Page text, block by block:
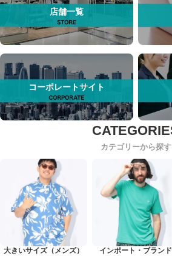
店舗一覧
コーポレートサイト
カテゴリーから探す
大きいサイズ（メンズ） インポート・ブランド